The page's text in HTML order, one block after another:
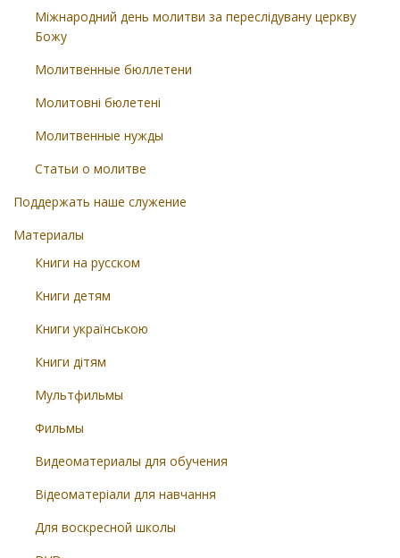
Міжнародний день молитви за переслідувану церкву
Божу
Молитвенные бюллетени
Молитовні бюлетені
Молитвенные нужды
Статьи о молитве
Поддержать наше служение
Материалы
Книги на русском
Книги детям
Книги українською
Книги дітям
Мультфильмы
Фильмы
Видеоматериалы для обучения
Відеоматеріали для навчання
Для воскресной школы